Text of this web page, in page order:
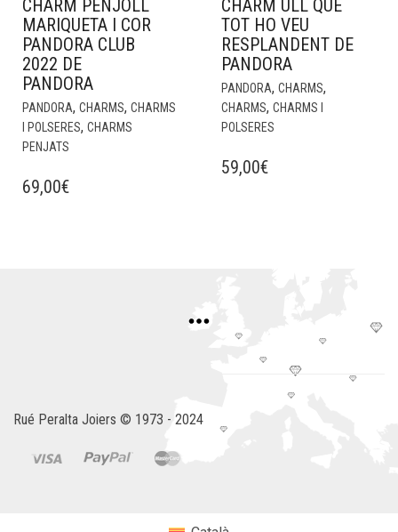
CHARM PENJOLL
MARIQUETA I COR
PANDORA CLUB
2022 DE
PANDORA
PANDORA, CHARMS, CHARMS
I POLSERES, CHARMS
PENJATS
69,00€
CHARM ULL QUE
TOT HO VEU
RESPLANDENT DE
PANDORA
PANDORA, CHARMS,
CHARMS, CHARMS I
POLSERES
59,00€
Rué Peralta Joiers © 1973 - 2024